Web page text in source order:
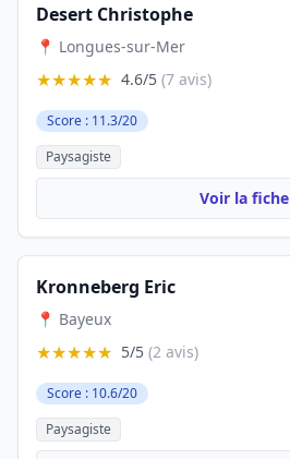
Desert Christophe
📍 Longues-sur-Mer
★★★★★ 4.6/5 (7 avis)
Score : 11.3/20
Paysagiste
Voir la fiche
Kronneberg Eric
📍 Bayeux
★★★★★ 5/5 (2 avis)
Score : 10.6/20
Paysagiste